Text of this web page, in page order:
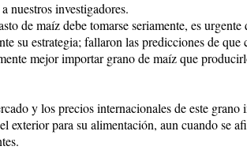
nuestros investigadores.
de maíz debe tomarse seria­men­te, es
su es­tra­te­­gia; fallaron las predicciones de que
mejor importar grano de maíz que
y los precios internacionales de este grano
exterior para su alimentación, aun cuando se